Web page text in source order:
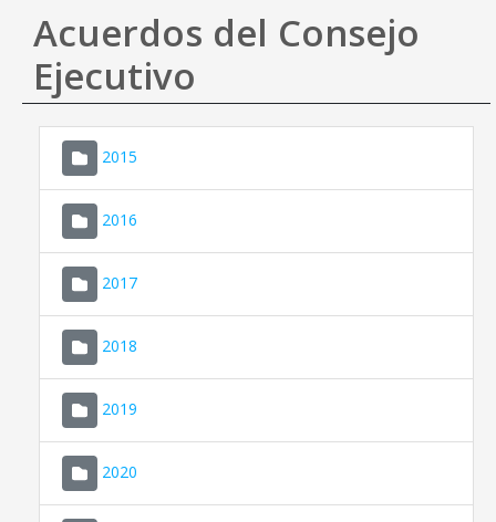
Mapa web
Ayuda
Acuerdos del Consejo
Ejecutivo
2015
2016
2017
2018
2019
2020